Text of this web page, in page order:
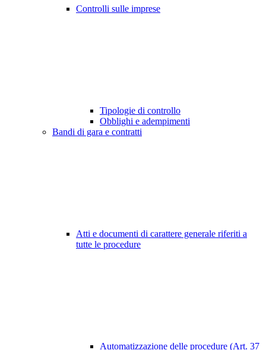
Controlli sulle imprese
Tipologie di controllo
Obblighi e adempimenti
Bandi di gara e contratti
Atti e documenti di carattere generale riferiti a
tutte le procedure
Automatizzazione delle procedure (Art. 37